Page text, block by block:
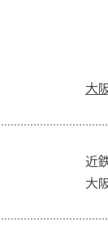
大
近
大